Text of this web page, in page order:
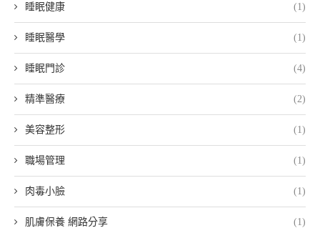
睡眠健康 (1)
睡眠醫學 (1)
睡眠門診 (4)
精準醫療 (2)
美容整形 (1)
職場管理 (1)
肉毒小臉 (1)
肌膚保養 網路分享 (1)